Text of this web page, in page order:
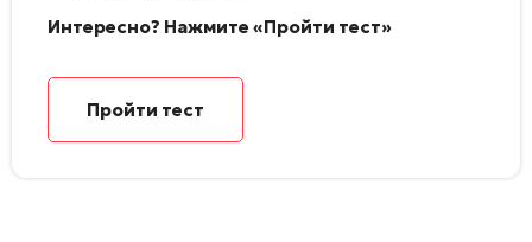
Интересно? Нажмите «Пройти тест»
Пройти тест